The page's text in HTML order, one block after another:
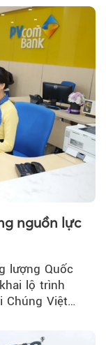
Theo Sở hữu trí
nguồn lực
lượng Quốc
lộ trình
Chúng Việt